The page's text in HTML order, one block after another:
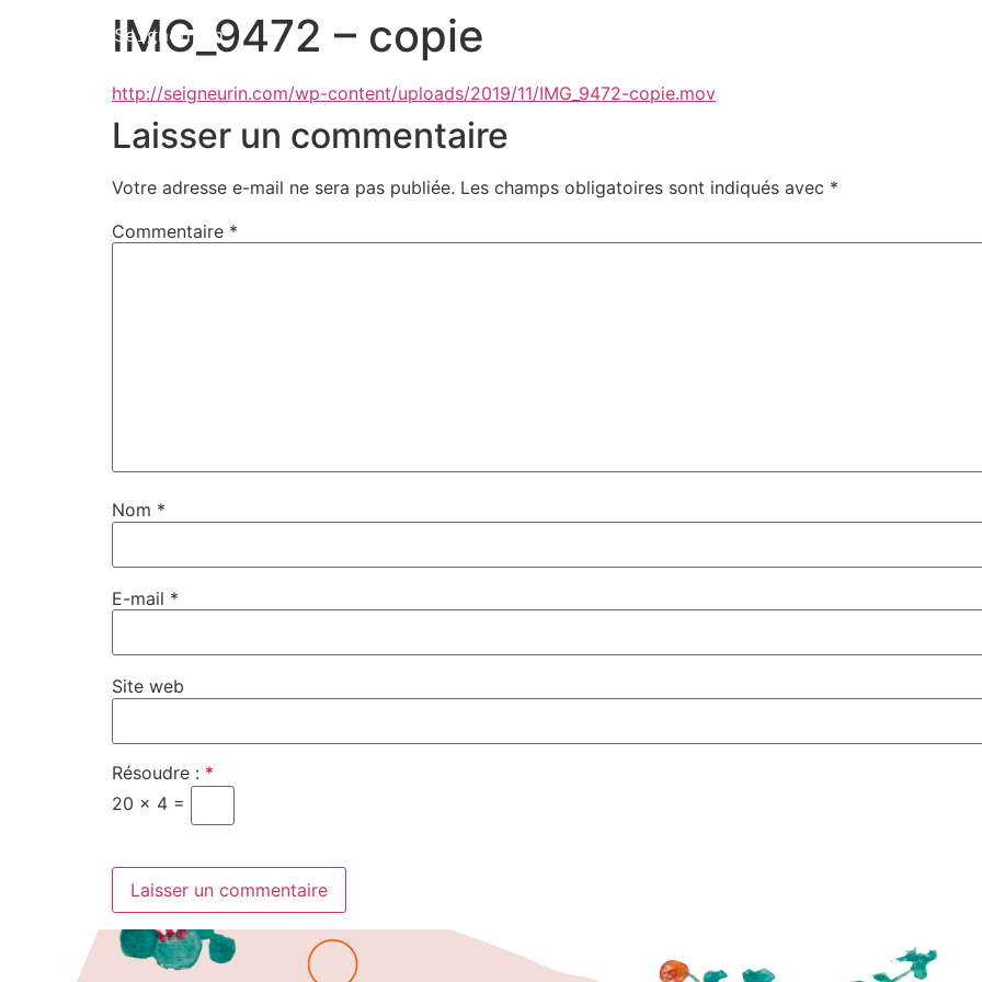
Marion Seigneurin​
IMG_9472 – copie
http://seigneurin.com/wp-content/uploads/2019/11/IMG_9472-copie.mov
Laisser un commentaire
Votre adresse e-mail ne sera pas publiée. Les champs obligatoires sont indiqués avec *
Commentaire *
Nom *
E-mail *
Site web
Résoudre : *
20 × 4 =